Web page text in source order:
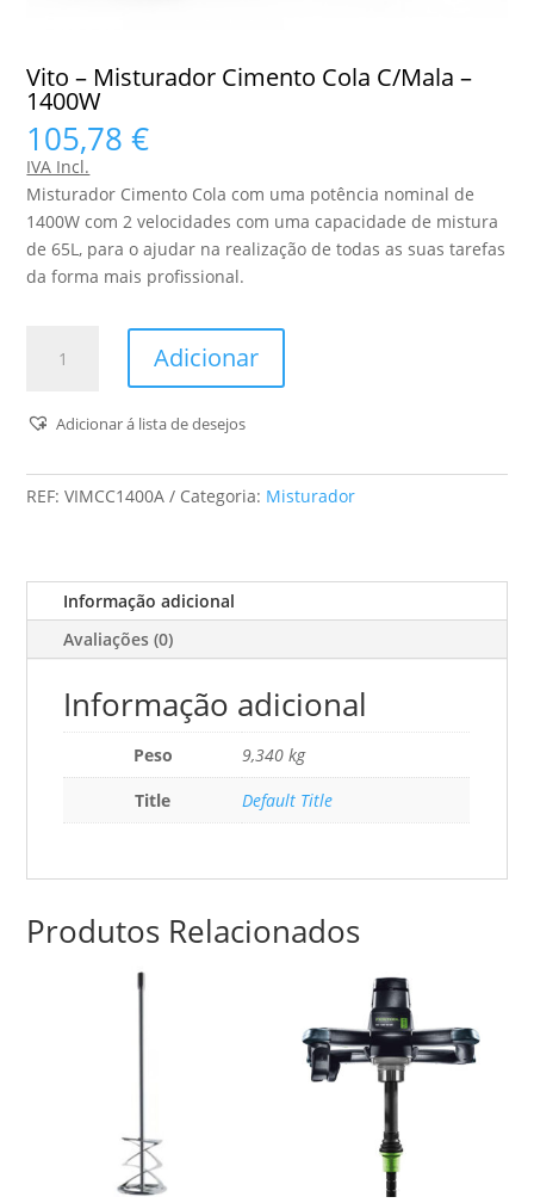
Vito – Misturador Cimento Cola C/Mala –
1400W
105,78€
IVA Incl.
Misturador Cimento Cola com uma potência nominal de
1400W com 2 velocidades com uma capacidade de mistura
de 65L, para o ajudar na realização de todas as suas tarefas
da forma mais profissional.
-
Cimento
Cola
1400W
Adicionar
Adicionar á lista de desejos
REF:VIMCC1400A Categoria: Misturador
Informação adicional
Avaliações (0)
Informação adicional
Peso
9,340 kg
Title
Default Title
Produtos Relacionados